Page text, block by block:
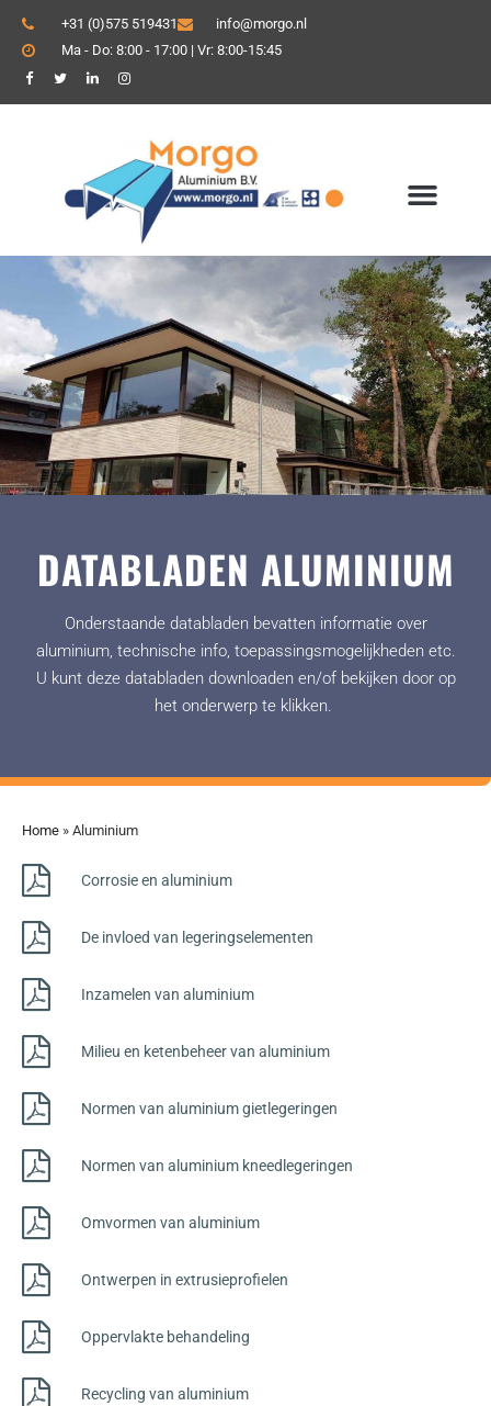
+31 (0)575 519431
info@morgo.nl
Ma - Do: 8:00 - 17:00 | Vr: 8:00-15:45
ALUMINIUM
DATABLADEN ALUMINIUM
Onderstaande databladen bevatten informatie over
aluminium, technische info, toepassingsmogelijkheden etc.
U kunt deze databladen downloaden en/of bekijken door op
het onderwerp te klikken.
Home » Aluminium
Corrosie en aluminium
De invloed van legeringselementen
Inzamelen van aluminium
Milieu en ketenbeheer van aluminium
Normen van aluminium gietlegeringen
Normen van aluminium kneedlegeringen
Omvormen van aluminium
Ontwerpen in extrusieprofielen
Oppervlakte behandeling
Recycling van aluminium